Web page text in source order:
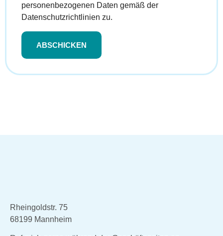
personenbezogenen Daten gemäß der
Datenschutzrichtlinien zu.
ABSCHICKEN
Rheingoldstr. 75
68199 Mannheim